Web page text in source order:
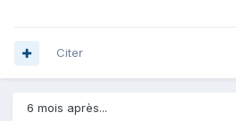
Citer
6 mois après...